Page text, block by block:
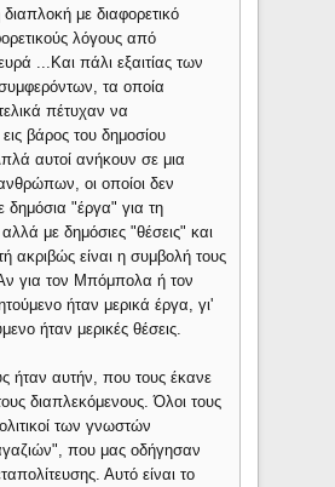
με διαφορετικό
λόγους από
...Και πάλι εξαιτίας των
τα οποία
πέτυχαν να
βάρος του δημοσίου
αυτοί ανήκουν σε μια
οι οποίοι δεν
δημόσια "έργα" για τη
με δημόσιες "θέσεις" και
ακριβώς είναι η συμβολή τους
για τον Μπόμπολα ή τον
ήταν μερικά έργα, γι'
ήταν μερικές θέσεις.
ήταν αυτήν, που τους έκανε
διαπλεκόμενους. Όλοι τους
των γνωστών
που μας οδήγησαν
Αυτό είναι το